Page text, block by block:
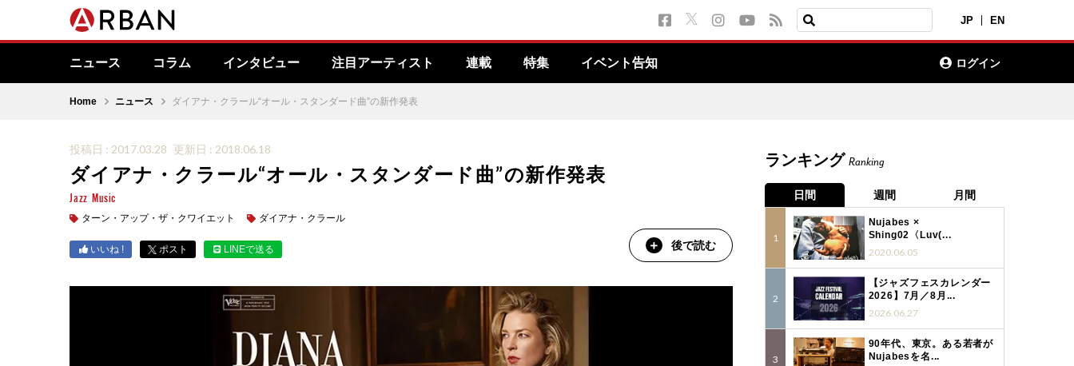
JP EN
ニュース コラム インタビュー 注目アーティスト 連載 特集 イベント告知 ログイン
Home ニュース ダイアナ・クラール“オール・スタンダード曲”の新作発表
投稿日 : 2017.03.28 更新日 : 2018.06.18
ダイアナ・クラール“オール・スタンダード曲”の新作発表
Jazz Music
ターン・アップ・ザ・クワイエット ダイアナ・クラール
いいね ! ポスト LINEで送る 後で読む
ランキング Ranking
日間 週間 月間
Nujabes ×
Shing02〈Luv(...
2020.06.05
【ジャズフェスカレンダー
2026】7月／8月...
2026.06.27
90年代、東京。ある若者が
Nujabesを名...